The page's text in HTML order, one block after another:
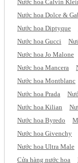
Nước hoa Calvin
Nước hoa Dolce &
Nước hoa Diptyque
Nước hoa Gucci
Nước hoa Jo Malone
Nước hoa Mancera
Nước hoa Montblanc
Nước hoa Prada
Nước hoa Kilian
Nước hoa Byredo
Nước hoa Givenchy
Nước hoa Ultra Male
Cửa hàng nước hoa